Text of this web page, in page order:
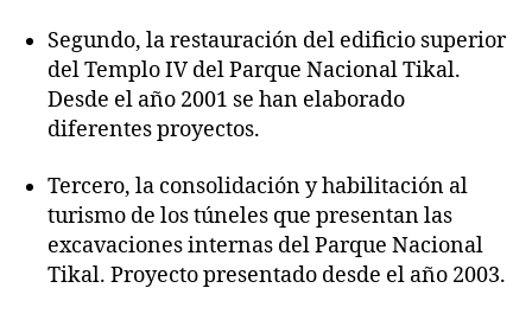
Segundo, la restauración del edificio superior
del Templo IV del Parque Nacional Tikal.
Desde el año 2001 se han elaborado
diferentes proyectos.
Tercero, la consolidación y habilitación al
turismo de los túneles que presentan las
excavaciones internas del Parque Nacional
Tikal. Proyecto presentado desde el año 2003.